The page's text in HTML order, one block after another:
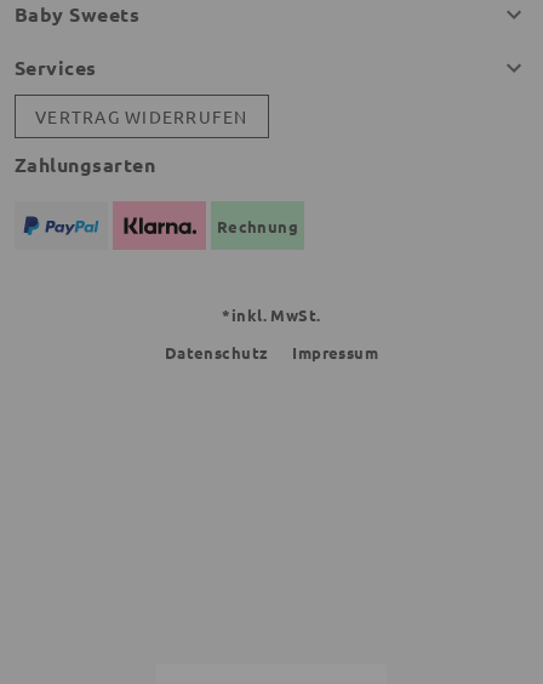
Baby Sweets
Services
VERTRAG WIDERRUFEN
Zahlungsarten
Rechnung
*inkl. MwSt.
Datenschutz
Impressum